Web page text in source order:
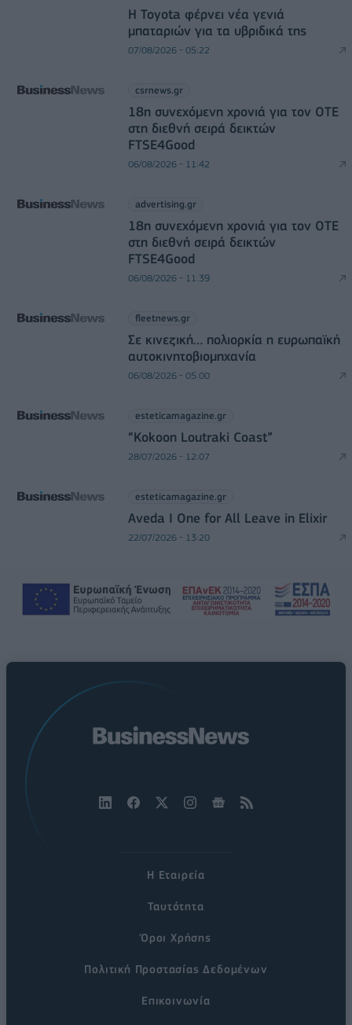
Η Toyota φέρνει νέα γενιά
μπαταριών για τα υβριδικά της
07/08/2026 - 05:22
csrnews.gr
18η συνεχόμενη χρονιά για τον ΟΤΕ
στη διεθνή σειρά δεικτών
FTSE4Good
06/08/2026 - 11:42
advertising.gr
18η συνεχόμενη χρονιά για τον ΟΤΕ
στη διεθνή σειρά δεικτών
FTSE4Good
06/08/2026 - 11:39
fleetnews.gr
Σε κινεζική… πολιορκία η ευρωπαϊκή
αυτοκινητοβιομηχανία
06/08/2026 - 05:00
esteticamagazine.gr
“Kokoon Loutraki Coast”
28/07/2026 - 12:07
esteticamagazine.gr
Aveda I One for All Leave in Elixir
22/07/2026 - 13:20
Η Εταιρεία
Ταυτότητα
Όροι Χρήσης
Πολιτική Προστασίας Δεδομένων
Επικοινωνία